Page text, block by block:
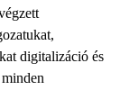
digitalizáció és